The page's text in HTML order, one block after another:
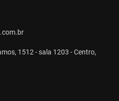
1512 - sala 1203 - Centro,